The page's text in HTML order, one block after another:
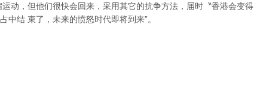
动，但他们很快会回来，采用其它的抗争方法，届时〝香港会变得
中结 束了，未来的愤怒时代即将到来”。